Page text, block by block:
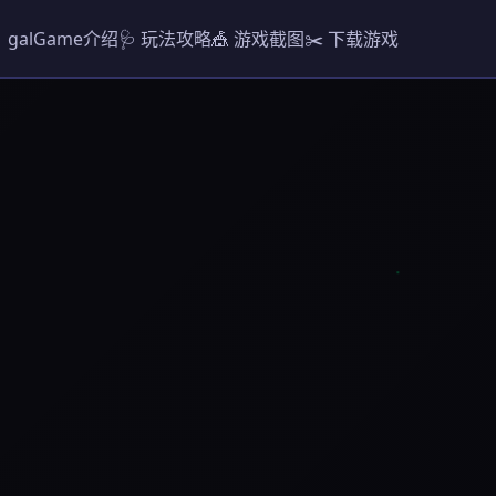
galGame介绍🩺 玩法攻略🎪 游戏截图✂️ 下载游戏